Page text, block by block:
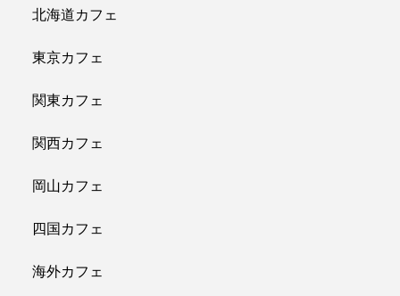
北海道カフェ
東京カフェ
関東カフェ
関西カフェ
岡山カフェ
四国カフェ
海外カフェ